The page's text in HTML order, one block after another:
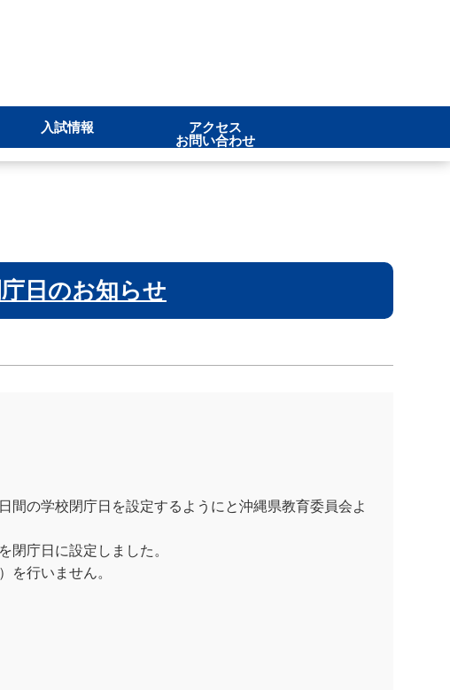
入試情報
アクセス
お問い合わせ
日のお知らせ
間の学校閉庁日を設定するようにと沖縄県教育委員会よ
閉庁日に設定しました。
を行いません。